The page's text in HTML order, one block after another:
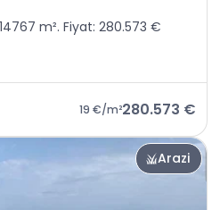
m². Fiyat: 280.573 €
19 €/m²280.573 €
Arazi